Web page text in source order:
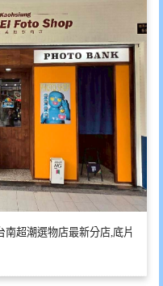
南超潮選物店最新分店,底片